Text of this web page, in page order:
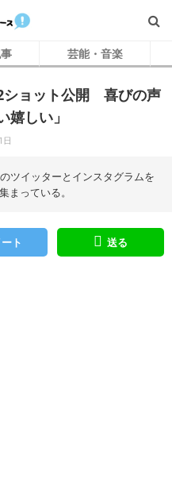
芸能・音楽
ショット公開 喜びの声
しい」
日
ツイッターとインスタグラムを
まっている。
ト 送る